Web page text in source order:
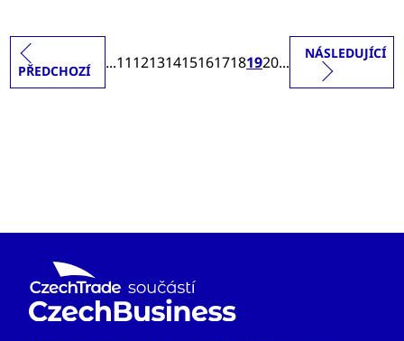
PŘEDCHOZÍ ...11121314151617181920... NÁSLEDUJÍCÍ